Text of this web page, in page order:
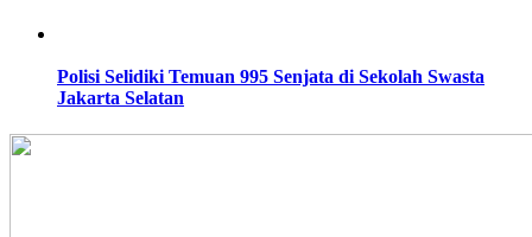
Polisi Selidiki Temuan 995 Senjata di Sekolah Swasta
Jakarta Selatan